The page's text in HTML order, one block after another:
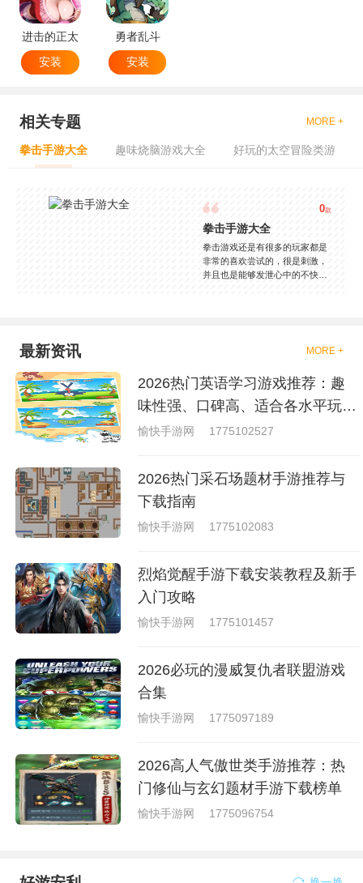
进击的正太
安装
勇者乱斗
安装
相关专题 MORE +
拳击手游大全 趣味烧脑游戏大全 好玩的太空冒险类游
0款
拳击手游大全
拳击游戏还是有很多的玩家都是
非常的喜欢尝试的，很是刺激，
并且也是能够发泄心中的不快
够去进行体验的，我们也是能够
就是收集了一些有意思的拳击游
戏，相信你们一定会喜欢的。
最新资讯 MORE +
2026热门英语学习游戏推荐：趣
味性强、口碑高、适合各水平玩家
的英语游戏合集
愉快手游网 1775102527
2026热门采石场题材手游推荐与
下载指南
愉快手游网 1775102083
烈焰觉醒手游下载安装教程及新手
入门攻略
愉快手游网 1775101457
2026必玩的漫威复仇者联盟游戏
合集
愉快手游网 1775097189
2026高人气傲世类手游推荐：热
门修仙与玄幻题材手游下载榜单
愉快手游网 1775096754